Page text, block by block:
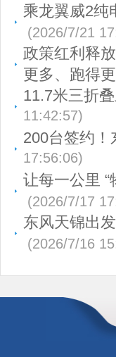
乘龙翼威2纯
(2026/7/21
政策红利释
更多、跑得
11.7米三折
11:42:57)
200台签约
17:56:06)
让每一公里
(2026/7/17
东风天锦出
(2026/7/16